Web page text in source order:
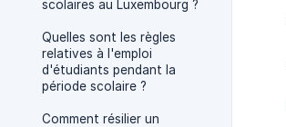
scolaires au Luxembourg ?
Quelles sont les règles
relatives à l'emploi
d'étudiants pendant la
période scolaire ?
Comment résilier un